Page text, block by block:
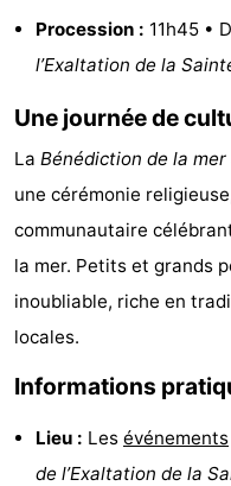
-
du
Randonnée
-
de
Surfen
-
manger
Pratiques
Procession : 11h45 •
l’Exaltation de la
Une journée de
La Bénédiction de la mer
une cérémonie
communautaire
la mer. Petits et grands
inoubliable, riche en
locales.
Informations
Lieu : Les événements
de l’Exaltation de la